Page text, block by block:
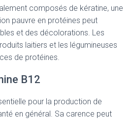
composés de kératine, une
pauvre en protéines peut
et des décolorations. Les
laitiers et les légumineuses
de protéines.
B12
pour la production de
en général. Sa carence peut